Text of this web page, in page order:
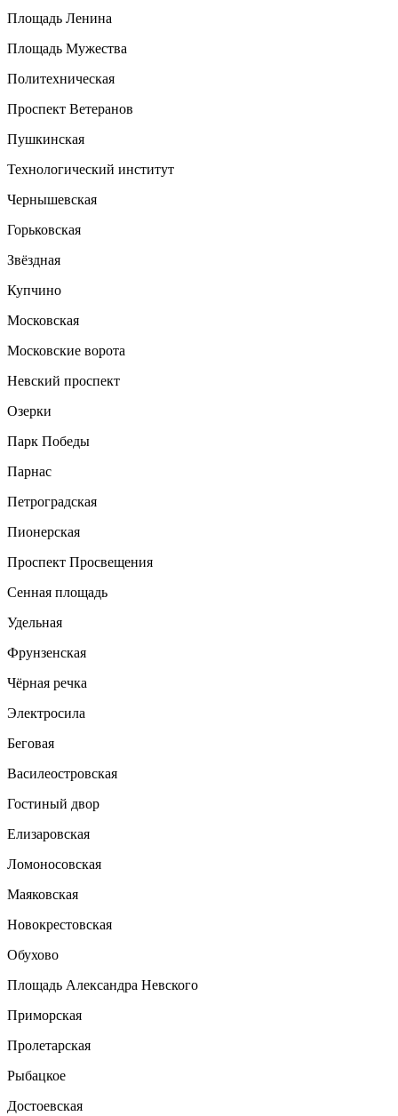
Площадь Ленина
Площадь Мужества
Политехническая
Проспект Ветеранов
Пушкинская
Технологический институт
Чернышевская
Горьковская
Звёздная
Купчино
Московская
Московские ворота
Невский проспект
Озерки
Парк Победы
Парнас
Петроградская
Пионерская
Проспект Просвещения
Сенная площадь
Удельная
Фрунзенская
Чёрная речка
Электросила
Беговая
Василеостровская
Гостиный двор
Елизаровская
Ломоносовская
Маяковская
Новокрестовская
Обухово
Площадь Александра Невского
Приморская
Пролетарская
Рыбацкое
Достоевская